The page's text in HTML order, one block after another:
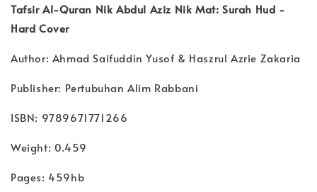
Tafsir Al-Quran Nik Abdul Aziz Nik Mat: Surah Hud -
Hard Cover
Author: Ahmad Saifuddin Yusof & Haszrul Azrie Zakaria
Publisher: Pertubuhan Alim Rabbani
ISBN: 9789671771266
Weight: 0.459
Pages: 459hb